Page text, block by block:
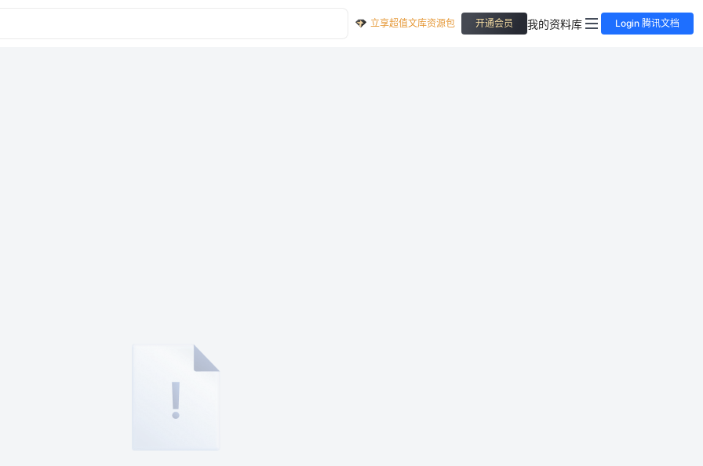
立享超值文库资源包 开通会员 我的资料库 Login 腾讯文档